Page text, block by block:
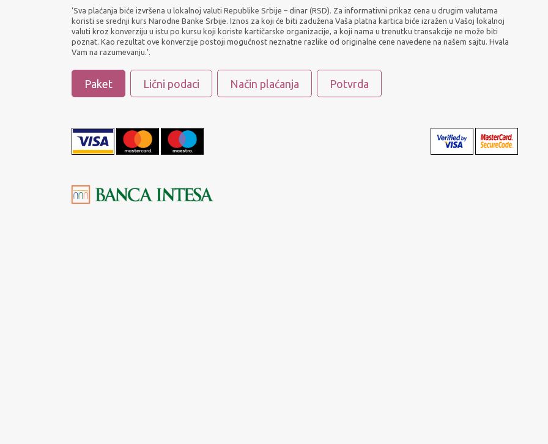
‘Sva plaćanja biće izvršena u lokalnoj valuti Republike Srbije – dinar (RSD). Za informativni prikaz cena u drugim valutama
koristi se srednji kurs Narodne Banke Srbije. Iznos za koji će biti zadužena Vaša platna kartica biće izražen u Vašoj lokalnoj
valuti kroz konverziju u istu po kursu koji koriste kartičarske organizacije, a koji nama u trenutku transakcije ne može biti
poznat. Kao rezultat ove konverzije postoji mogućnost neznatne razlike od originalne cene navedene na našem sajtu. Hvala
Vam na razumevanju.’.
Paket Lični podaci Način plaćanja Potvrda